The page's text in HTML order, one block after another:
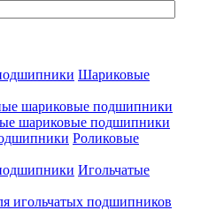
Шариковые
шариковые подшипники
шариковые подшипники
Роликовые
Игольчатые
игольчатых подшипников